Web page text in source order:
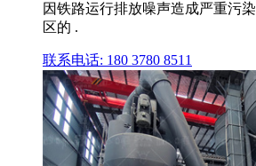
因铁路运行排放噪声造成严重污
区的 .
联系电话: 180 3780 8511